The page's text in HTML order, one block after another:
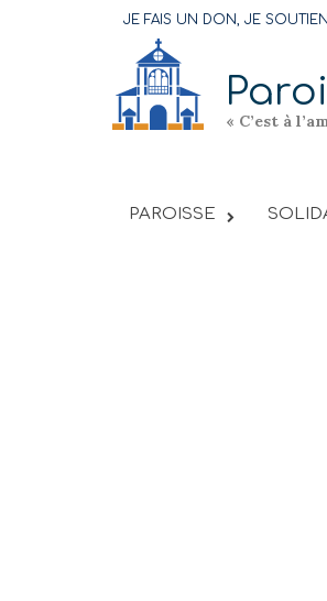
content
JE FAIS UN DON, JE
« C’est à
PAROISSE